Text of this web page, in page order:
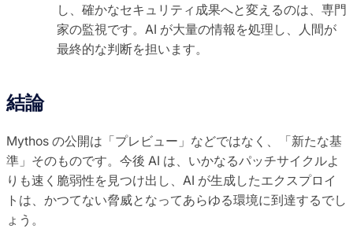
し、確かなセキュリティ成果へと変えるのは、専門
家の監視です。AI が大量の情報を処理し、人間が
最終的な判断を担います。
結論
Mythos の公開は「プレビュー」などではなく、「新たな基
準」そのものです。今後 AI は、いかなるパッチサイクルよ
りも速く脆弱性を見つけ出し、AI が生成したエクスプロイ
トは、かつてない脅威となってあらゆる環境に到達するでし
ょう。